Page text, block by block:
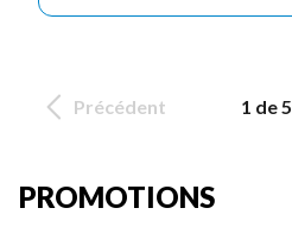
Précédent 1 de 5
PROMOTIONS